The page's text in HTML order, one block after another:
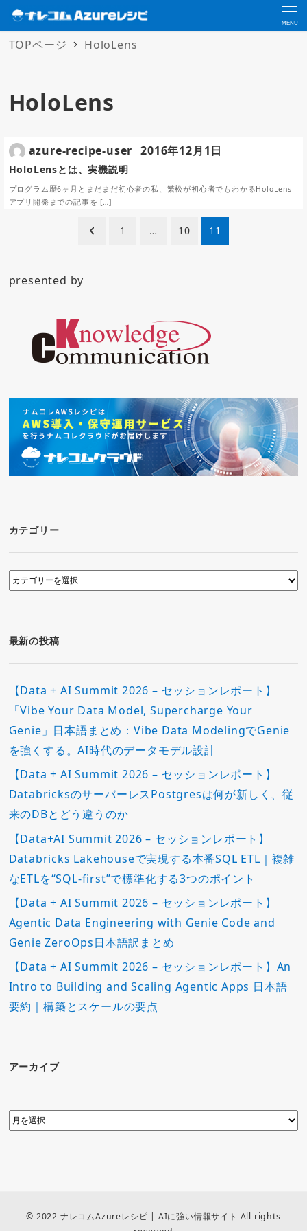
MENU
TOPページ HoloLens
HoloLens
HoloLensとは、実機説明
プログラム歴6ヶ月とまだまだ初心者の私、繁松が初心者でもわかるHoloLens
アプリ開発までの記事を […]
azure-recipe-user 2016年12月1日
ビ
1 … 10 11
presented by
カテゴリー
カ
テ
ー
最新の投稿
【Data + AI Summit 2026 – セッションレポート】
「Vibe Your Data Model, Supercharge Your
Genie」日本語まとめ：Vibe Data ModelingでGenie
を強くする。AI時代のデータモデル設計
【Data + AI Summit 2026 – セッションレポート】
DatabricksのサーバーレスPostgresは何が新しく、従
来のDBとどう違うのか
【Data+AI Summit 2026 – セッションレポート】
Databricks Lakehouseで実現する本番SQL ETL｜複雑
なETLを“SQL-first”で標準化する3つのポイント
【Data + AI Summit 2026 – セッションレポート】
Agentic Data Engineering with Genie Code and
Genie ZeroOps日本語訳まとめ
【Data + AI Summit 2026 – セッションレポート】An
Intro to Building and Scaling Agentic Apps 日本語
要約｜構築とスケールの要点
アーカイブ
© 2022 ナレコムAzureレシピ | AIに強い情報サイト All rights